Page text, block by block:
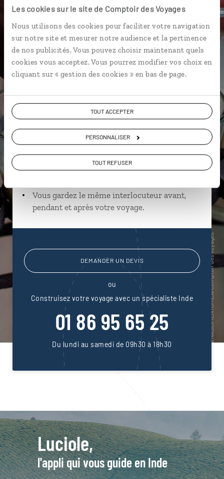
Les cookies sur le site de Comptoir des Voyages
Nous utilisons des cookies pour faciliter votre navigation
sur notre site et mesurer notre audience et la pertinence
de nos publicités. Vous pouvez choisir maintenant quels
cookies vous acceptez. Vous pourrez modifier vos choix en
cliquant sur « gestion des cookies » en bas de page.
TOUT ACCEPTER
PERSONNALISER
TOUT REFUSER
Aurélie,
spécialiste Inde
spécialistes
près de vos envies et de la réalité du pays.
Échangez en face à face ou depuis nos studios
connectés en agence, mais aussi par email ou
Vous gardez le même interlocuteur avant,
pendant et après votre voyage.
DEMANDER UN DEVIS
ou
Construisez votre voyage avec un spécialiste Inde
01 86 95 65 25
Du lundi au samedi de 09h30 à 18h30
Luciole,
l'appli qui vous guide en Inde